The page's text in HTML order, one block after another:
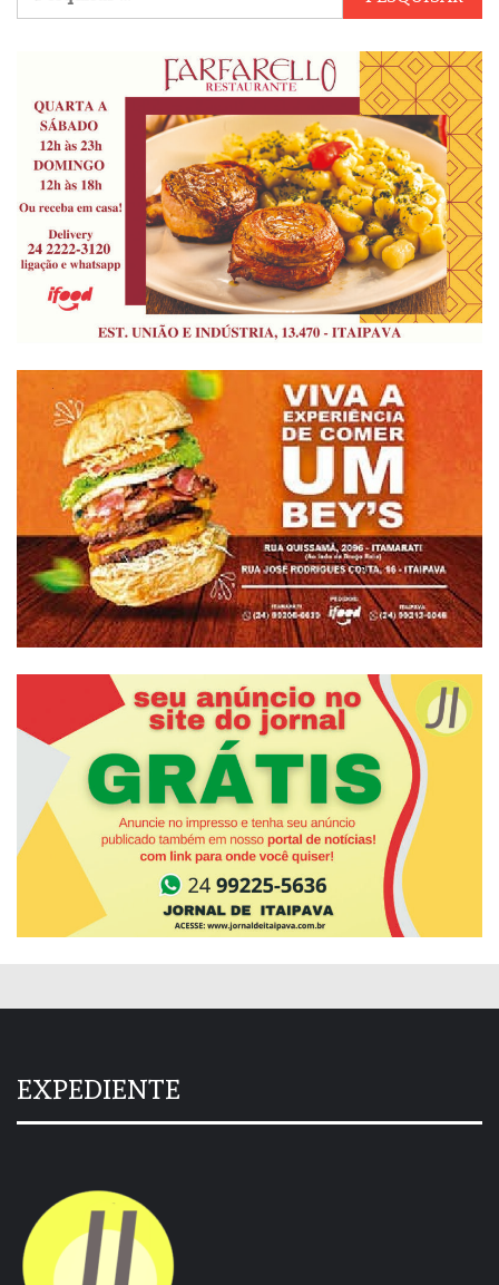
EXPEDIENTE